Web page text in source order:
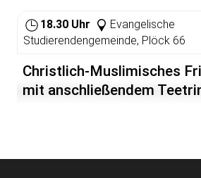
18.30 Uhr
Evangelische
Studierendengemeinde, Plöck 66
Christlich-Muslimisches
mit anschließendem